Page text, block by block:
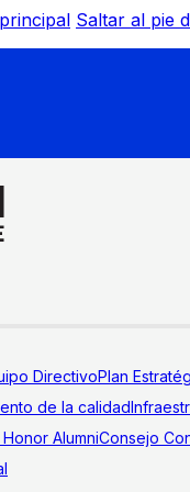
Saltar al pie
DirectivoPlan
de la calidad
AlumniConsejo